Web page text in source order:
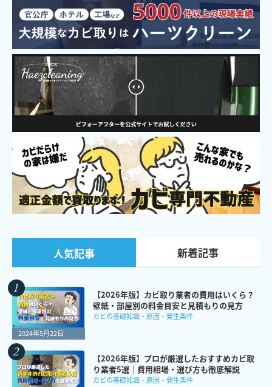
人気記事 新着記事
2024年5月22日
【2026年版】カビ取り業者の費用はいくら？
壁紙・部屋別の料金目安と見積もりの見方
カビの基礎知識・原因・発生条件
【2026年版】プロが厳選したおすすめカビ取
り業者5選｜費用相場・選び方も徹底解説
カビの基礎知識・原因・発生条件